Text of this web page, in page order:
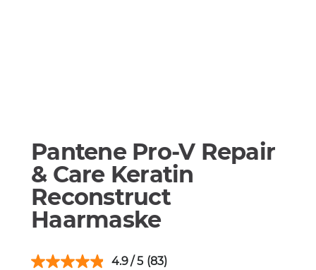
Pantene Pro-V Repair
& Care Keratin
Reconstruct
Haarmaske
4.9 (83)